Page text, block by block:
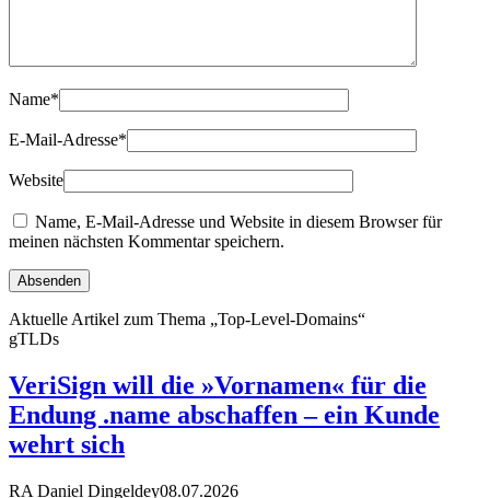
Name*
E-Mail-Adresse*
Website
Name, E-Mail-Adresse und Website in diesem Browser für
meinen nächsten Kommentar speichern.
Aktuelle Artikel zum Thema „Top-Level-Domains“
gTLDs
VeriSign will die »Vornamen« für die
Endung .name abschaffen – ein Kunde
wehrt sich
RA Daniel Dingeldey08.07.2026